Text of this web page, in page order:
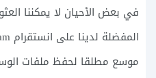
في بعض الأحيان لا يمكننا
موسع مطلقا لحفظ ملفات